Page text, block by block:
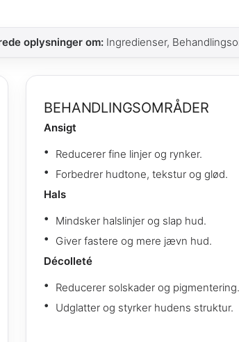
oplysninger om: Ingredienser,
BEHANDLINGSOMRÅDER
Ansigt
Reducerer fine linjer og rynker.
Forbedrer hudtone, tekstur og glød.
Hals
Mindsker halslinjer og slap hud.
Giver fastere og mere jævn hud.
Décolleté
Reducerer solskader og pigmentering.
Udglatter og styrker hudens struktur.